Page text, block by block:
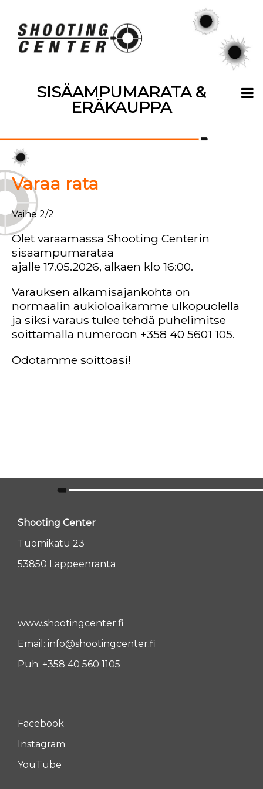
SISÄAMPUMARATA &
ERÄKAUPPA
Varaa rata
Vaihe 2/2
Olet varaamassa Shooting Centerin
sisäampumarataa
ajalle 17.05.2026, alkaen klo 16:00.
Varauksen alkamisajankohta on
normaalin aukioloaikamme ulkopuolella
ja siksi varaus tulee tehdä puhelimitse
soittamalla numeroon +358 40 5601 105.
Odotamme soittoasi!
Shooting Center
Tuomikatu 23
53850 Lappeenranta
www.shootingcenter.fi
Email: info@shootingcenter.fi
Puh: +358 40 560 1105
Facebook
Instagram
YouTube